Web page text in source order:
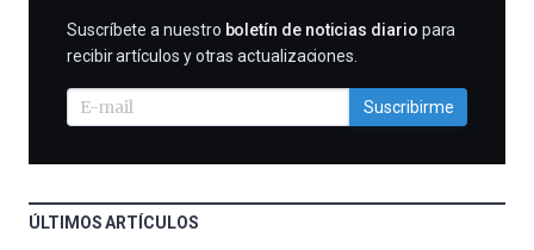
SUSCRIBIRME
Suscríbete a nuestro boletín de noticias diario para
recibir artículos y otras actualizaciones.
Suscribirme
ÚLTIMOS ARTÍCULOS